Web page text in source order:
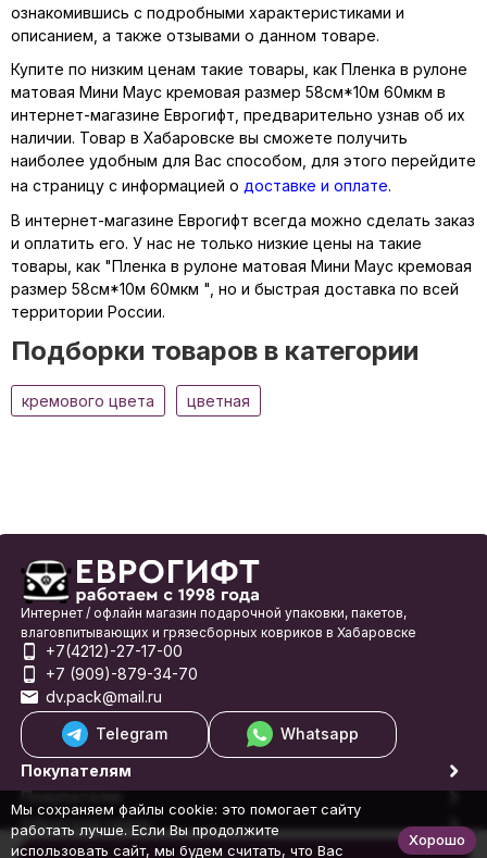
ознакомившись с подробными характеристиками и
описанием, а также отзывами о данном товаре.
Купите по низким ценам такие товары, как Пленка в рулоне
матовая Мини Маус кремовая размер 58см*10м 60мкм в
интернет-магазине Еврогифт, предварительно узнав об их
наличии. Товар в Хабаровске вы сможете получить
наиболее удобным для Вас способом, для этого перейдите
на страницу с информацией о доставке и оплате.
В интернет-магазине Еврогифт всегда можно сделать заказ
и оплатить его. У нас не только низкие цены на такие
товары, как "Пленка в рулоне матовая Мини Маус кремовая
размер 58см*10м 60мкм ", но и быстрая доставка по всей
территории России.
Подборки товаров в категории
кремового цвета цветная
Интернет / офлайн магазин подарочной упаковки, пакетов,
влаговпитывающих и грязесборных ковриков в Хабаровске
+7(4212)-27-17-00
+7 (909)-879-34-70
dv.pack@mail.ru
Telegram
Whatsapp
Покупателям
Покупателю
Обратная связь
© 1998-2026 Еврогифт
Мы сохраняем файлы cookie: это помогает сайту
работать лучше. Если Вы продолжите
использовать сайт, мы будем считать, что Вас
Хорошо